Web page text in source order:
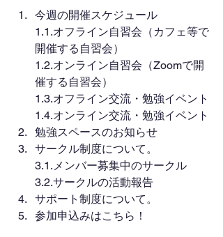
今週の開催スケジュール
1.1.オフライン自習会（カフェ等で
開催する自習会）
1.2.オンライン自習会（Zoomで開
催する自習会）
1.3.オフライン交流・勉強イベント
1.4.オンライン交流・勉強イベント
勉強スペースのお知らせ
サークル制度について。
3.1.メンバー募集中のサークル
3.2.サークルの活動報告
サポート制度について。
参加申込みはこちら！